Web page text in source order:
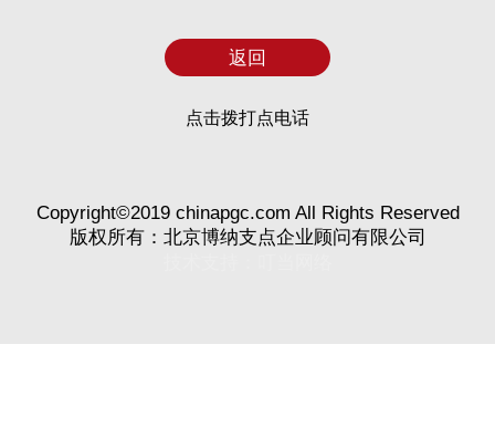
返回
点击拨打点电话
Copyright©2019 chinapgc.com All Rights Reserved
版权所有：北京博纳支点企业顾问有限公司